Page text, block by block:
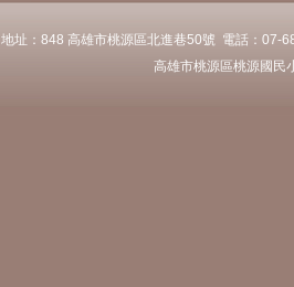
地址：848 高雄市桃源區北進巷50號 電話：07-
高雄市桃源區桃源國民